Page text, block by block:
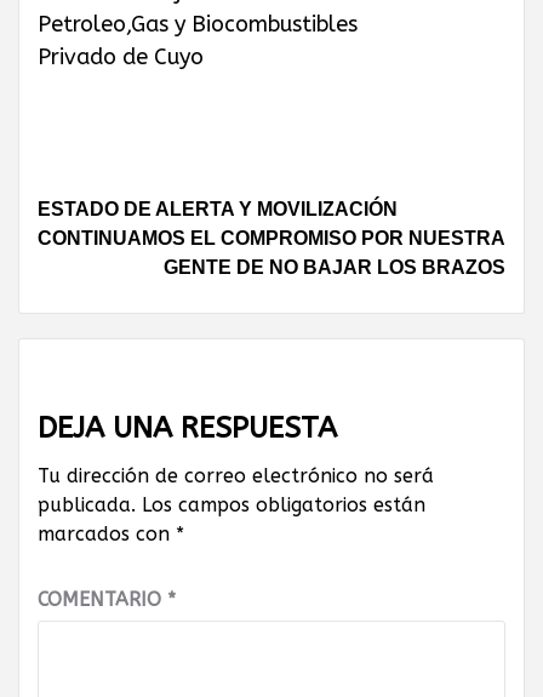
Petroleo,Gas y Biocombustibles
Privado de Cuyo
Continue
Reading
ESTADO DE ALERTA Y MOVILIZACIÓN
CONTINUAMOS EL COMPROMISO POR NUESTRA
GENTE DE NO BAJAR LOS BRAZOS
DEJA UNA RESPUESTA
Tu dirección de correo electrónico no será
publicada. Los campos obligatorios están
marcados con *
COMENTARIO *